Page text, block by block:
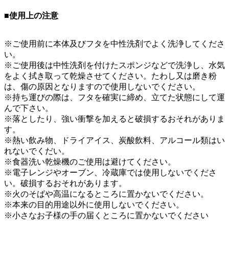
■使用上の注意
※ご使用前に本体及びフタを中性洗剤でよく洗浄してくださ
い。
※ご使用後は中性洗剤を付けたスポンジなどで洗浄し、水気
をよく拭き取って乾燥させてください。たわし又は磨き粉
は、傷の原因となりますので使用しないでください。
※持ち運びの際は、フタを確実に締め、立てた状態にして運
んで下さい。
※落としたり、強い衝撃を加えると破損するおそれがありま
す。
※熱い飲み物、ドライアイス、炭酸飲料、アルコール類はい
れないでくだい。
※食器洗い乾燥機のご使用は避けてください。
※電子レンジやオーブン、冷蔵庫では使用しないでくださ
い。破損するおそれがあります。
※火のそばや高温になるところに置かないでください。
※本来の目的用途以外に使用しないでください。
※小さなお子様の手の届くところに置かないでください